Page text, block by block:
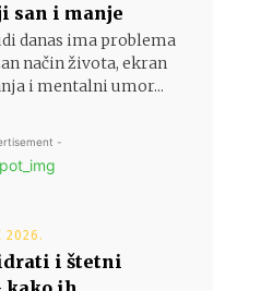
san i manje
danas ima problema
način života, ekran
i mentalni umor...
-
2026.
i štetni